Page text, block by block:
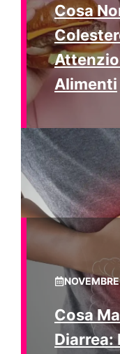
Cosa
Alimenti
Cosa
Diarrea: